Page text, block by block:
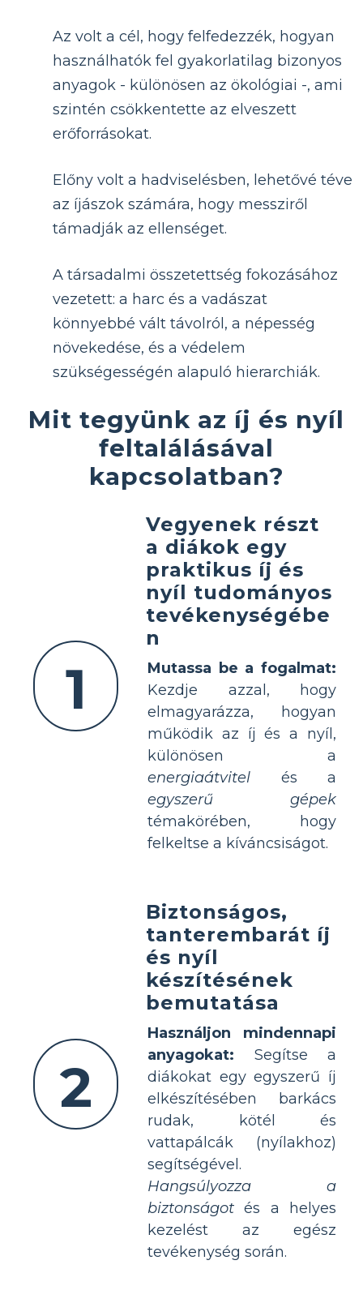
Az volt a cél, hogy felfedezzék, hogyan
használhatók fel gyakorlatilag bizonyos
anyagok - különösen az ökológiai -, ami
szintén csökkentette az elveszett
erőforrásokat.
Előny volt a hadviselésben, lehetővé téve
az íjászok számára, hogy messziről
támadják az ellenséget.
A társadalmi összetettség fokozásához
vezetett: a harc és a vadászat
könnyebbé vált távolról, a népesség
növekedése, és a védelem
szükségességén alapuló hierarchiák.
Mit tegyünk az íj és nyíl
feltalálásával
kapcsolatban?
1
Vegyenek részt
a diákok egy
praktikus íj és
nyíl tudományos
tevékenységébe
n
Mutassa be a fogalmat:
Kezdje azzal, hogy
elmagyarázza, hogyan
működik az íj és a nyíl,
különösen a
energiaátvitel és a
egyszerű gépek
témakörében, hogy
felkeltse a kíváncsiságot.
2
Biztonságos,
tanterembarát íj
és nyíl
készítésének
bemutatása
Használjon mindennapi
anyagokat: Segítse a
diákokat egy egyszerű íj
elkészítésében barkács
rudak, kötél és
vattapálcák (nyílakhoz)
segítségével.
Hangsúlyozza a
biztonságot és a helyes
kezelést az egész
tevékenység során.